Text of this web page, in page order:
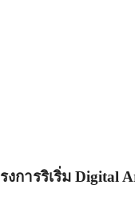
การริเริ่ม Digital